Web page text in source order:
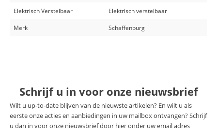
Elektrisch Verstelbaar Elektrisch verstelbaar
Merk Schaffenburg
Schrijf u in voor onze nieuwsbrief
Wilt u up-to-date blijven van de nieuwste artikelen? En wilt u als
eerste onze acties en aanbiedingen in uw mailbox ontvangen? Schrijf
u dan in voor onze nieuwsbrief door hier onder uw email adres